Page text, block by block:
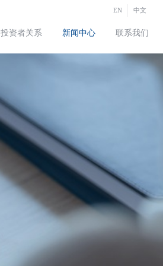
EN 中文
投资者关系 新闻中心 联系我们